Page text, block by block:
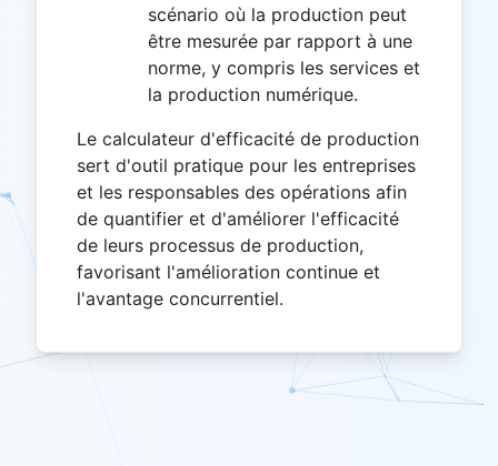
scénario où la production peut
être mesurée par rapport à une
norme, y compris les services et
la production numérique.
Le calculateur d'efficacité de production
sert d'outil pratique pour les entreprises
et les responsables des opérations afin
de quantifier et d'améliorer l'efficacité
de leurs processus de production,
favorisant l'amélioration continue et
l'avantage concurrentiel.